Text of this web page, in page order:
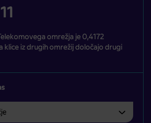
omrežja je 0,4172
klice iz drugih omrežij določajo drugi
izbrati.